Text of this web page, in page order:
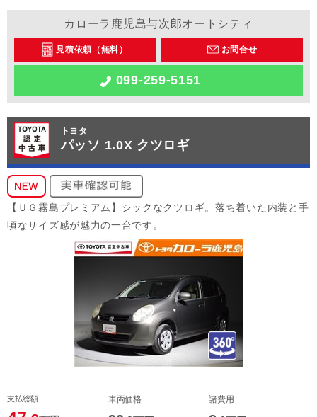
カローラ鹿児島与次郎オートシティ
見積依頼（無料） お問合せ
099-259-5151
トヨタ
パッソ 1.0X クツロギ
【ＵＧ霧島プレミアム】シックなクツロギ。落ち着いた内装と手
頃なサイズ感が魅力の一台です。
支払総額 車両価格 諸費用